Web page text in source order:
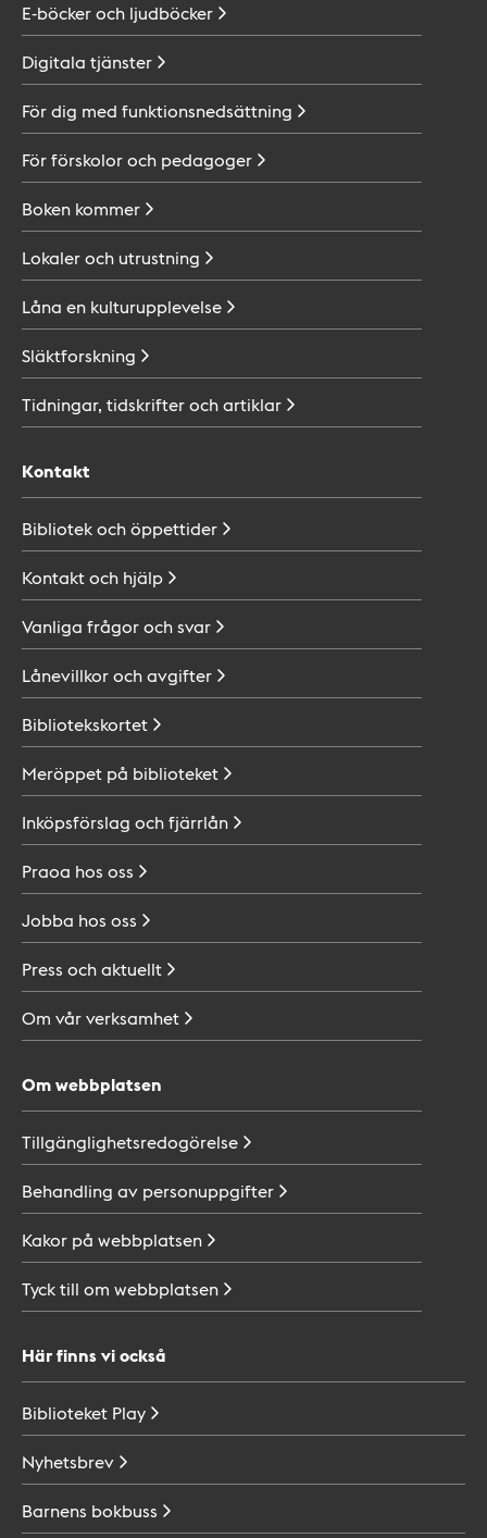
E-böcker och ljudböcker
Digitala tjänster
För dig med funktionsnedsättning
För förskolor och pedagoger
Boken kommer
Lokaler och utrustning
Låna en kulturupplevelse
Släktforskning
Tidningar, tidskrifter ochartiklar
Kontakt
Bibliotek ochöppettider
Kontakt och hjälp
Vanliga frågor ochsvar
Lånevillkor ochavgifter
Bibliotekskortet
Meröppet på biblioteket
Inköpsförslag ochfjärrlån
Praoa hos oss
Jobba hos oss
Press ochaktuellt
Om vårverksamhet
Om webbplatsen
Tillgänglighetsredogörelse
Behandling av personuppgifter
Kakor på webbplatsen
Tyck till om webbplatsen
Här finns vi också
Biblioteket Play
Nyhetsbrev
Barnens bokbuss